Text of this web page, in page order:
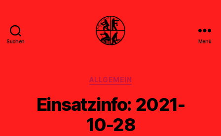
Suchen Menü
Kategorien
ALLGEMEIN
Einsatzinfo: 2021-
10-28